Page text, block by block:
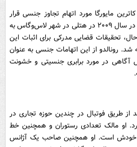
مایورگا مورد اتهام تجاوز جنسی قرار
گرفت. وی مدعی بود رونالدو در سال ۲۰۰۹ در هتلی در شهر لاس‌وگاس به
تحقیقات قضایی مدرکی برای اثبات این
شد. رونالدو از این اتهامات جنسی به عنوان
آگاهی در مورد برابری جنسیتی و خشونت
از طریق فوتبال در چندین حوزه تجاری در
او مالک تعدادی رستوران و همچنین خط
خودش است. او همچنین صاحب یک آژانس